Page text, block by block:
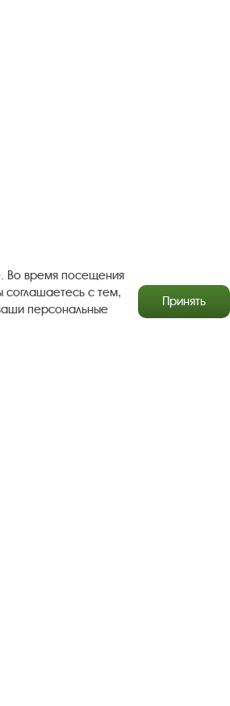
Во время посещения
соглашаетесь с тем,
персональные
Принять